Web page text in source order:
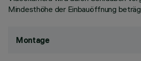
Mindesthöhe der Einbauöffnung
Montage